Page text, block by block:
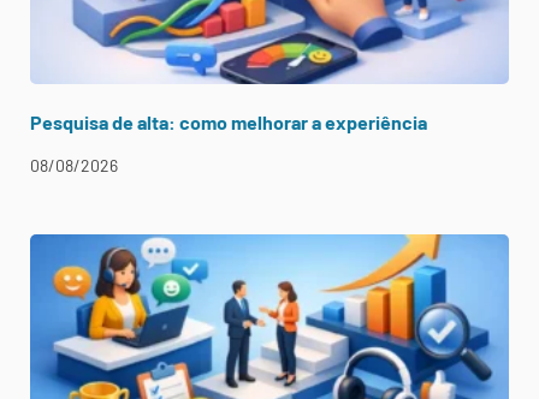
Pesquisa de alta: como melhorar a experiência
08/08/2026